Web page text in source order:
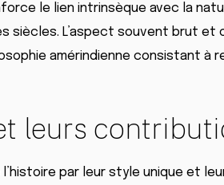
le lien intrinsèque avec la
siècles. L’aspect souvent brut et
amérindienne consistant à
leurs
par leur style unique et